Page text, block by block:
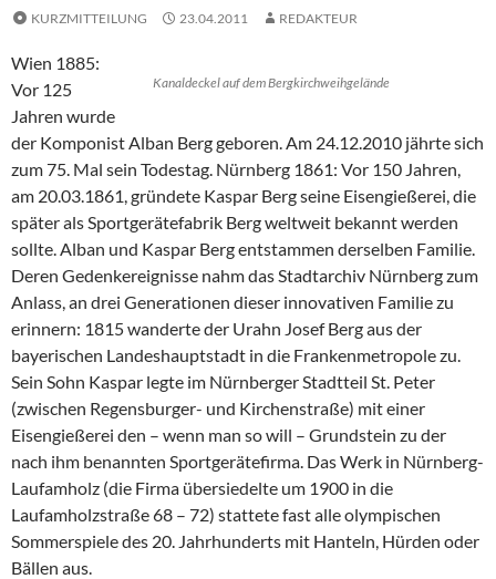
KURZMITTEILUNG
23.04.2011 REDAKTEUR
Kanaldeckel auf dem Bergkirchweihgelände
Wien 1885:
Vor 125
Jahren wurde
der Komponist Alban Berg geboren. Am 24.12.2010 jährte sich
zum 75. Mal sein Todestag. Nürnberg 1861: Vor 150 Jahren,
am 20.03.1861, gründete Kaspar Berg seine Eisengießerei, die
später als Sportgerätefabrik Berg weltweit bekannt werden
sollte. Alban und Kaspar Berg entstammen derselben Familie.
Deren Gedenkereignisse nahm das Stadtarchiv Nürnberg zum
Anlass, an drei Generationen dieser innovativen Familie zu
erinnern: 1815 wanderte der Urahn Josef Berg aus der
bayerischen Landeshauptstadt in die Frankenmetropole zu.
Sein Sohn Kaspar legte im Nürnberger Stadtteil St. Peter
(zwischen Regensburger- und Kirchenstraße) mit einer
Eisengießerei den – wenn man so will – Grundstein zu der
nach ihm benannten Sportgerätefirma. Das Werk in Nürnberg-
Laufamholz (die Firma übersiedelte um 1900 in die
Laufamholzstraße 68 – 72) stattete fast alle olympischen
Sommerspiele des 20. Jahrhunderts mit Hanteln, Hürden oder
Bällen aus.